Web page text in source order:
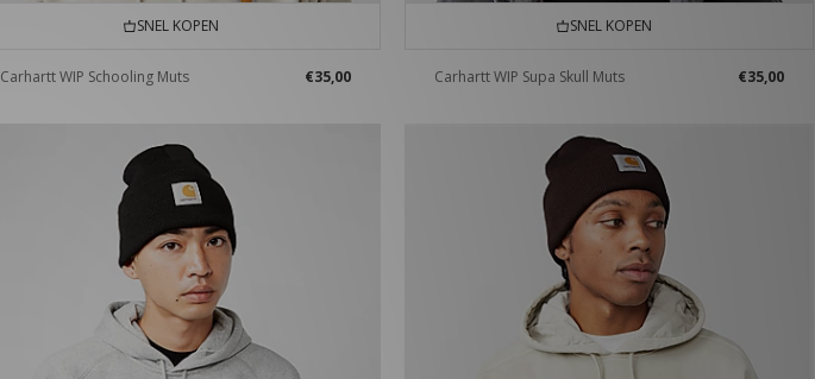
SNEL KOPEN
Carhartt WIP Schooling Muts €35,00
SNEL KOPEN
Carhartt WIP Supa Skull Muts €35,00